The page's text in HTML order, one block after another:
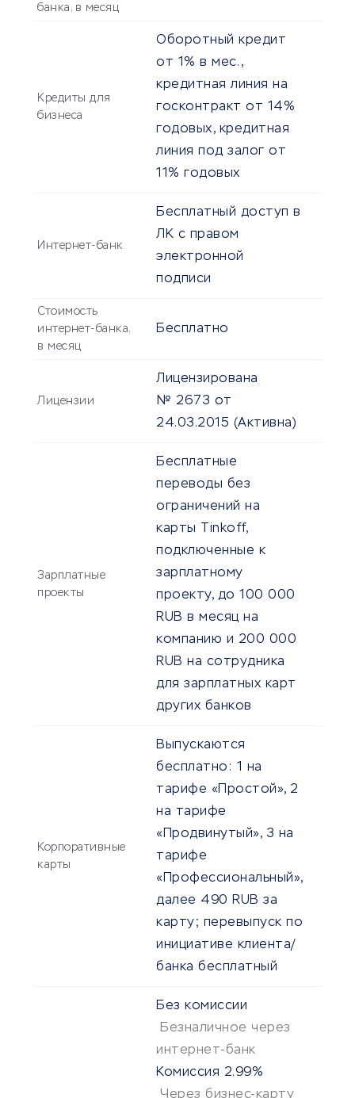
банка, в месяц
Кредиты для
бизнеса
Оборотный кредит
от 1% в мес.,
кредитная линия на
госконтракт от 14%
годовых, кредитная
линия под залог от
11% годовых
Интернет-банк
Бесплатный доступ в
ЛК с правом
электронной
подписи
Стоимость
интернет-банка,
в месяц
Бесплатно
Лицензии
Лицензирована
№ 2673 от
24.03.2015 (Активна)
Зарплатные
проекты
Бесплатные
переводы без
ограничений на
карты Tinkoff,
подключенные к
зарплатному
проекту, до 100 000
RUB в месяц на
компанию и 200 000
RUB на сотрудника
для зарплатных карт
других банков
Корпоративные
карты
Выпускаются
бесплатно: 1 на
тарифе «Простой», 2
на тарифе
«Продвинутый», 3 на
тарифе
«Профессиональный»,
далее 490 RUB за
карту; перевыпуск по
инициативе клиента/
банка бесплатный
Без комиссии
Безналичное через
интернет-банк
Комиссия 2.99%
Через бизнес-карту